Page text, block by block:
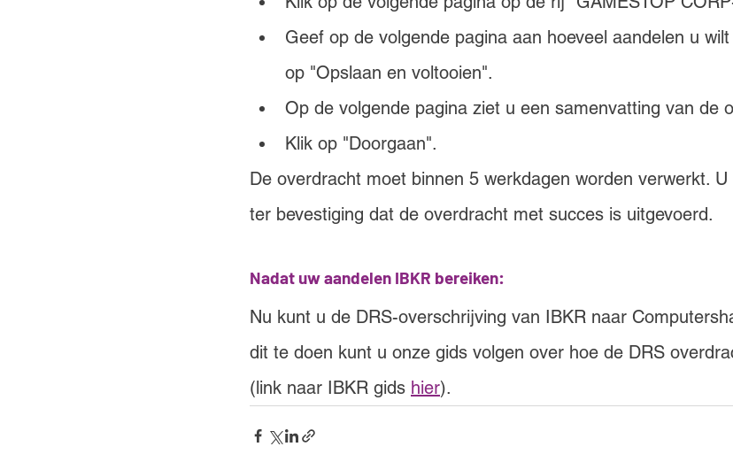
Geef op de volgende pagina aan hoeveel aandelen u
op "Opslaan en voltooien".
Op de volgende pagina ziet u een samenvatting van de
Klik op "Doorgaan".
De overdracht moet binnen 5 werkdagen worden verwerkt.
ter bevestiging dat de overdracht met succes is uitgevoerd.
Nadat uw aandelen IBKR bereiken:
Nu kunt u de DRS-overschrijving van IBKR naar
dit te doen kunt u onze gids volgen over hoe de DRS
(link naar IBKR gids hier).